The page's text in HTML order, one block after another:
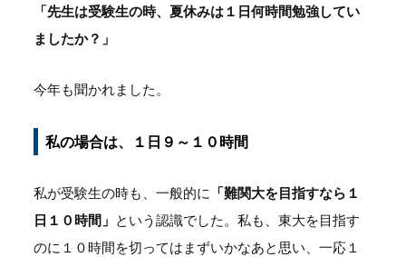
「先生は受験生の時、夏休みは１日何時間勉強してい
ましたか？」
今年も聞かれました。
私の場合は、１日９～１０時間
私が受験生の時も、一般的に 「難関大を目指すなら１
日１０時間」 という認識でした。私も、東大を目指す
のに１０時間を切ってはまずいかなあと思い、一応１